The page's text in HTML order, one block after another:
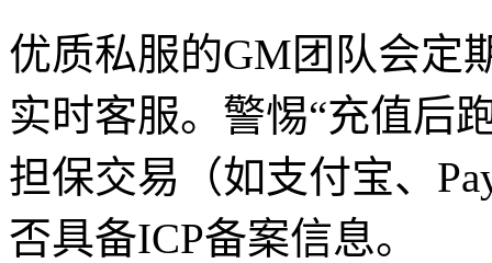
优质私服的GM团队会定
实时客服。警惕“充值后
担保交易（如支付宝、
否具备ICP备案信息。